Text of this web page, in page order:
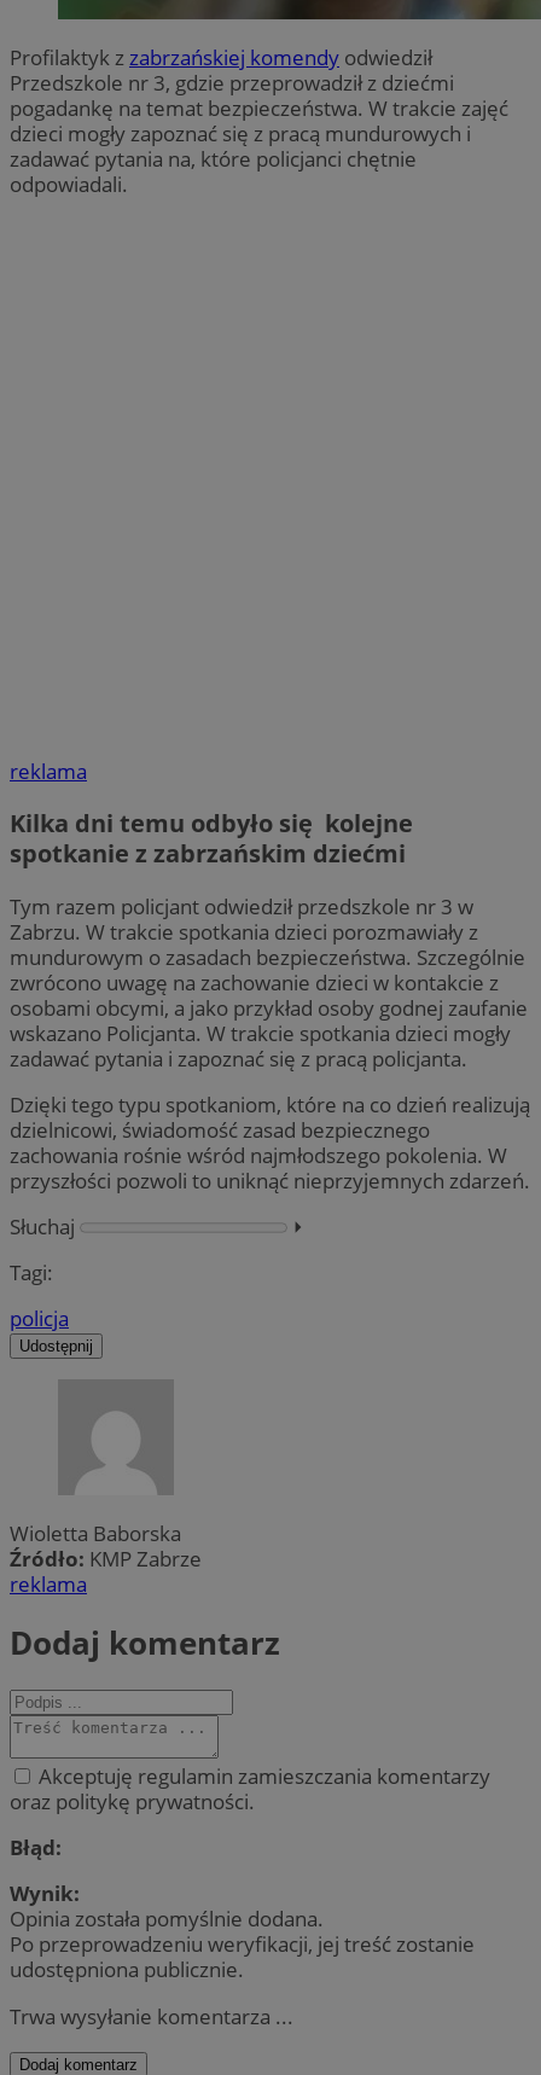
Profilaktyk zzabrzańskiej komendy odwiedził
Przedszkole nr 3, gdzie przeprowadził z dziećmi
pogadankę na temat bezpieczeństwa. W trakcie zajęć
dzieci mogły zapoznać się z pracą mundurowych i
zadawać pytania na, które policjanci chętnie
odpowiadali.
reklama
Kilka dni temu odbyło się kolejne
spotkanie z zabrzańskim dziećmi
Tym razem policjant odwiedził przedszkole nr 3 w
Zabrzu. W trakcie spotkania dzieci porozmawiały z
mundurowym o zasadach bezpieczeństwa. Szczególnie
zwrócono uwagę na zachowanie dzieci w kontakcie z
osobami obcymi, a jako przykład osoby godnej zaufanie
wskazano Policjanta. W trakcie spotkania dzieci mogły
zadawać pytania i zapoznać się z pracą policjanta.
Dzięki tego typu spotkaniom, które na co dzień realizują
dzielnicowi, świadomość zasad bezpiecznego
zachowania rośnie wśród najmłodszego pokolenia. W
przyszłości pozwoli to uniknąć nieprzyjemnych zdarzeń.
Słuchaj
⏵︎
Tagi:
policja
Udostępnij
Wioletta Baborska
Źródło: KMP Zabrze
reklama
Dodaj komentarz
Akceptuję regulamin zamieszczania komentarzy
oraz politykę prywatności.
Błąd:
Wynik:
Opinia została pomyślnie dodana.
Po przeprowadzeniu weryfikacji, jej treść zostanie
udostępniona publicznie.
Trwa wysyłanie komentarza ...
Dodaj komentarz